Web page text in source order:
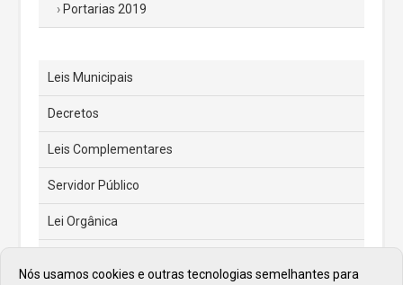
Portarias 2019
Leis Municipais
Decretos
Leis Complementares
Servidor Público
Lei Orgânica
Nós usamos cookies e outras tecnologias semelhantes para